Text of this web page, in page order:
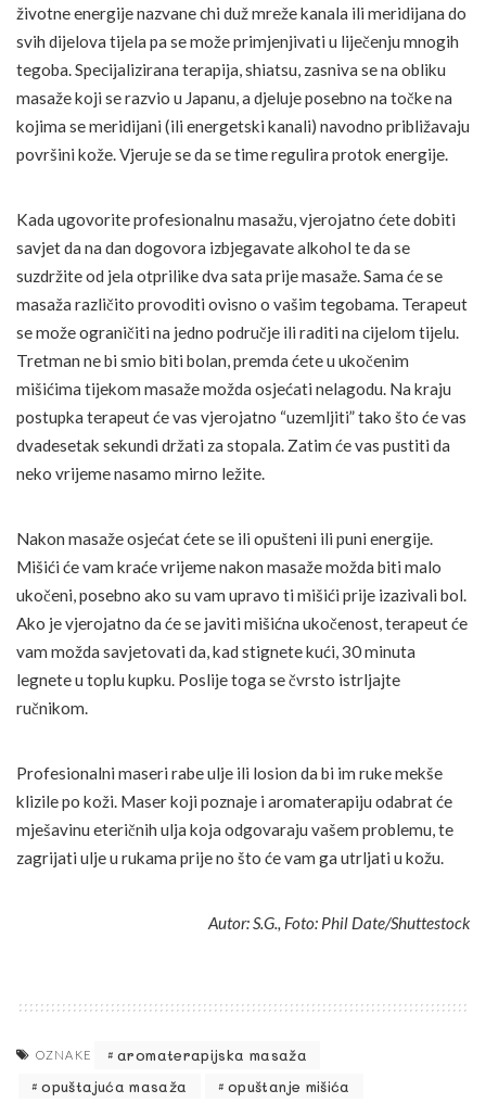
životne energije nazvane chi duž mreže kanala ili meridijana do
svih dijelova tijela pa se može primjenjivati u liječenju mnogih
tegoba. Specijalizirana terapija, shiatsu, zasniva se na obliku
masaže koji se razvio u Japanu, a djeluje posebno na točke na
kojima se meridijani (ili energetski kanali) navodno približavaju
površini kože. Vjeruje se da se time regulira protok energije.
Kada ugovorite profesionalnu masažu, vjerojatno ćete dobiti
savjet da na dan dogovora izbjegavate alkohol te da se
suzdržite od jela otprilike dva sata prije masaže. Sama će se
masaža različito provoditi ovisno o vašim tegobama. Terapeut
se može ograničiti na jedno područje ili raditi na cijelom tijelu.
Tretman ne bi smio biti bolan, premda ćete u ukočenim
mišićima tijekom masaže možda osjećati nelagodu. Na kraju
postupka terapeut će vas vjerojatno “uzemljiti” tako što će vas
dvadesetak sekundi držati za stopala. Zatim će vas pustiti da
neko vrijeme nasamo mirno ležite.
Nakon masaže osjećat ćete se ili opušteni ili puni energije.
Mišići će vam kraće vrijeme nakon masaže možda biti malo
ukočeni, posebno ako su vam upravo ti mišići prije izazivali bol.
Ako je vjerojatno da će se javiti mišićna ukočenost, terapeut će
vam možda savjetovati da, kad stignete kući, 30 minuta
legnete u toplu kupku. Poslije toga se čvrsto istrljajte
ručnikom.
Profesionalni maseri rabe ulje ili losion da bi im ruke mekše
klizile po koži. Maser koji poznaje i aromaterapiju odabrat će
mješavinu eteričnih ulja koja odgovaraju vašem problemu, te
zagrijati ulje u rukama prije no što će vam ga utrljati u kožu.
Autor: S.G., Foto: Phil Date/Shuttestock
OZNAKE
aromaterapijska masaža
opuštajuća masaža
opuštanje mišića